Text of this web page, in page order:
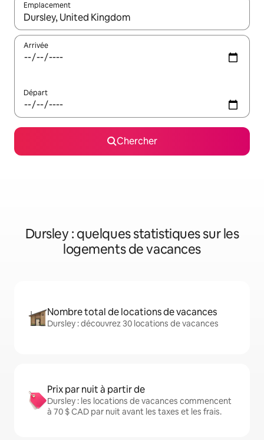
Emplacement
Quand les résultats sont affichés, parcourez-les en utilisant
Arrivée
Départ
Chercher
Dursley : quelques statistiques sur les
logements de vacances
Nombre total de locations de vacances
Dursley : découvrez 30 locations de vacances
Prix par nuit à partir de
Dursley : les locations de vacances commencent
à 70 $ CAD par nuit avant les taxes et les frais.